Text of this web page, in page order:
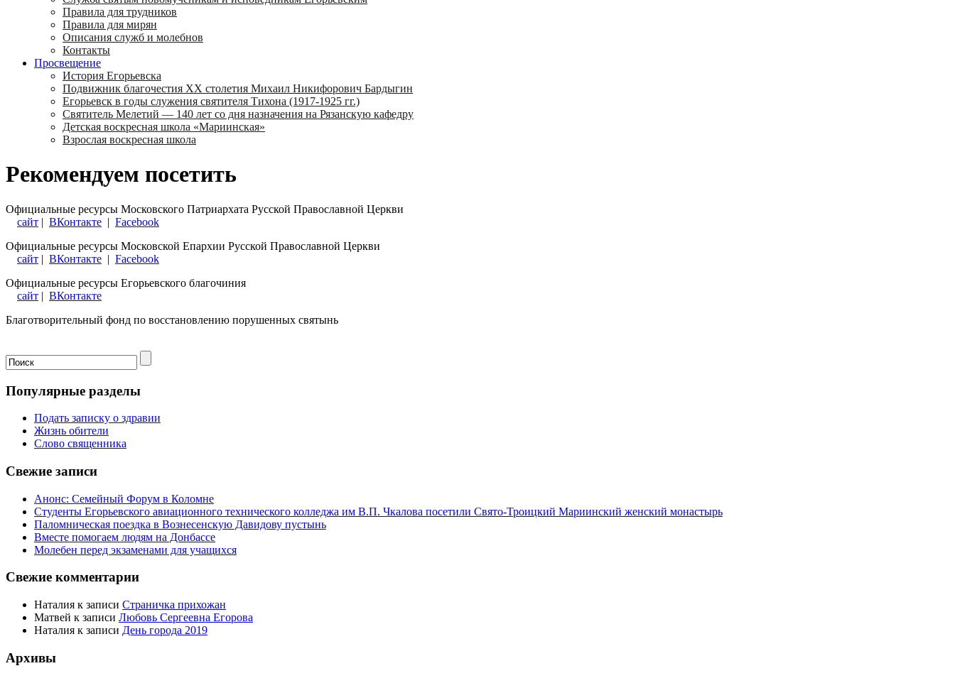
Правила для трудников
Правила для мирян
Описания служб и молебнов
Контакты
Просвещение
История Егорьевска
Подвижник благочестия ХХ столетия Михаил Никифорович Бардыгин
Егорьевск в годы служения святителя Тихона (1917-1925 гг.)
Святитель Мелетий — 140 лет со дня назначения на Рязанскую кафедру
Детская воскресная школа «Мариинская»
Взрослая воскресная школа
Рекомендуем посетить
Официальные ресурсы Московского Патриархата Русской Православной Церкви
сайт | ВКонтакте | Facebook
Официальные ресурсы Московской Епархии Русской Православной Церкви
сайт | ВКонтакте | Facebook
Официальные ресурсы Егорьевского благочиния
сайт | ВКонтакте
Благотворительный фонд по восстановлению порушенных святынь
Популярные разделы
Подать записку о здравии
Жизнь обители
Слово священника
Свежие записи
Анонс: Семейный Форум в Коломне
Студенты Егорьевского авиационного технического колледжа им В.П. Чкалова посетили Свято-Троицкий Мариинский женский монастырь
Паломническая поездка в Вознесенскую Давидову пустынь
Вместе помогаем людям на Донбассе
Молебен перед экзаменами для учащихся
Свежие комментарии
Наталия к записи Страничка прихожан
Матвей к записи Любовь Сергеевна Егорова
Наталия к записи День города 2019
Архивы